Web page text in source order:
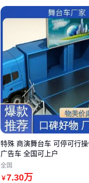
机可贴山体
业不再受制
三、如何根
当面对多种
入选择困境
境适应性的
对于需要
优先于最
在物流配
速响应能力
农业植保
￥7.30万
特殊 商演舞台车 可停可行
广告车 全国可上户
全国